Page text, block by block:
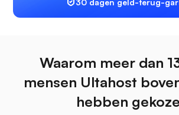
30 dagen geld-terug-
Waarom meer dan
mensen Ultahost
hebben